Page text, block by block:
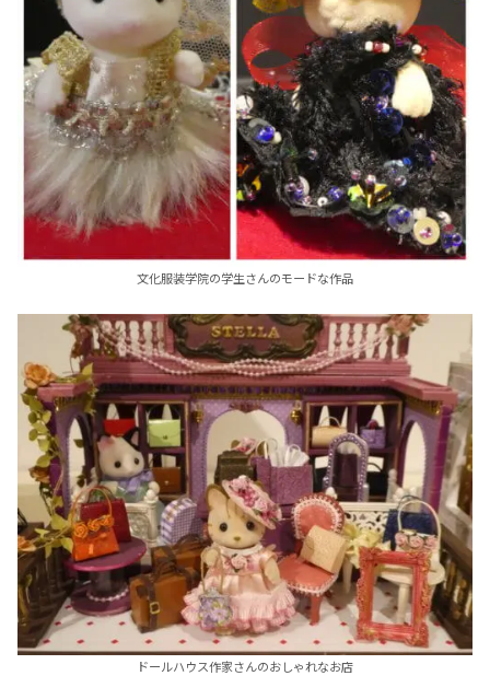
文化服装学院の学生さんのモードな作品
ドールハウス作家さんのおしゃれなお店